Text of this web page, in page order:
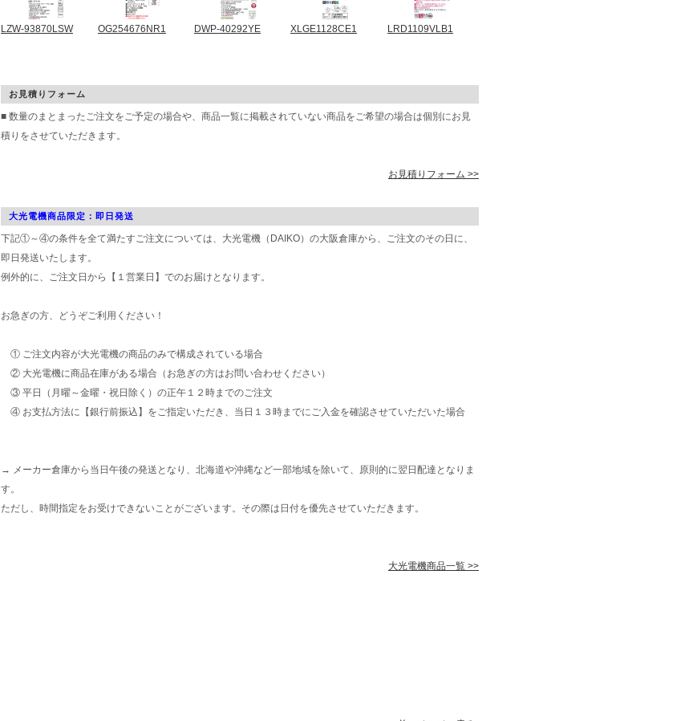
LZW-93870LSW OG254676NR1 DWP-40292YE XLGE1128CE1 LRD1109VLB1
お見積りフォーム
■ 数量のまとまったご注文をご予定の場合や、商品一覧に掲載されていない商品をご希望の場合は個別にお見
積りをさせていただきます。
お見積りフォーム >>
大光電機商品限定：即日発送
下記①～④の条件を全て満たすご注文については、大光電機（DAIKO）の大阪倉庫から、ご注文のその日に、
即日発送いたします。
例外的に、ご注文日から【１営業日】でのお届けとなります。
お急ぎの方、どうぞご利用ください！
① ご注文内容が大光電機の商品のみで構成されている場合
② 大光電機に商品在庫がある場合（お急ぎの方はお問い合わせください）
③ 平日（月曜～金曜・祝日除く）の正午１２時までのご注文
④ お支払方法に【銀行前振込】をご指定いただき、当日１３時までにご入金を確認させていただいた場合
→ メーカー倉庫から当日午後の発送となり、北海道や沖縄など一部地域を除いて、原則的に翌日配達となりま
す。
ただし、時間指定をお受けできないことがございます。その際は日付を優先させていただきます。
大光電機商品一覧 >>